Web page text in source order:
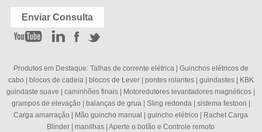
Enviar Consulta
Produtos em Destaque: Talhas de corrente elétrica | Guinchos elétricos de
cabo | blocos de cadeia | blocos de Lever| pontes rolantes| guindastes| KBK
guindaste suave |caminhões finais | Motoredutores levantadores magnéticos |
grampos de elevação | balanças de grua | Sling redonda | sistema festoon |
Carga amarração | Mão guincho manual |guincho elétrico | Rachet Carga
Blinder |manilhas |Aperte o botão e Controle remoto